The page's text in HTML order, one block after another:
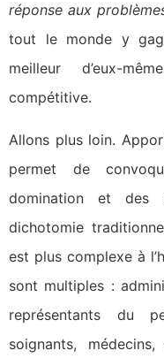
réponse aux
tout le monde y
meilleur d’eux-
compétitive.
Allons plus loin.
permet de
domination et des
dichotomie
est plus complexe à
sont multiples :
représentants du
soignants,